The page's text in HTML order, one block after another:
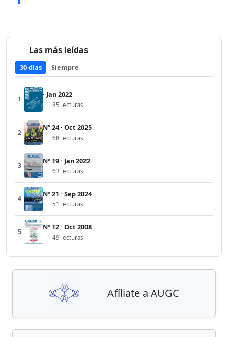
Las más leídas
30 días Siempre
1
· Jan 2022
85 lecturas
2
Nº 24 · Oct 2025
68 lecturas
3
Nº 19 · Jan 2022
63 lecturas
4
Nº 21 · Sep 2024
51 lecturas
5
Nº 12 · Oct 2008
49 lecturas
Afíliate a AUGC